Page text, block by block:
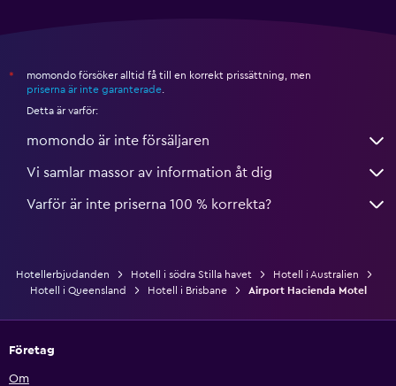
*
momondo försöker alltid få till en korrekt prissättning, men
priserna är inte garanterade
Detta är varför:
momondo är inte försäljaren
Vi samlar massor av information åt dig
Varför är inte priserna 100 % korrekta?
Hotellerbjudanden Hotell i södra Stilla havet
Hotell i Australien
Hotell i Queensland
Hotell i Brisbane Airport Hacienda Motel
Företag
Om